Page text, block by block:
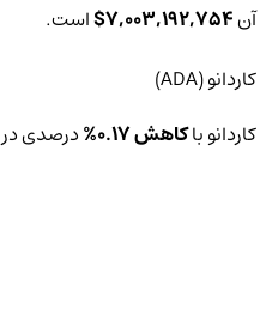
آن7,003,192,754$ است.
کاردانو (ADA)
کاردانو باکاهش 0.17% درصدی در 24 ساعت گذشته، همچنان یکی از محبوب‌ترین ارزهای دیجیتال میان کاربران است. قیمت فعلی کاردانو‌